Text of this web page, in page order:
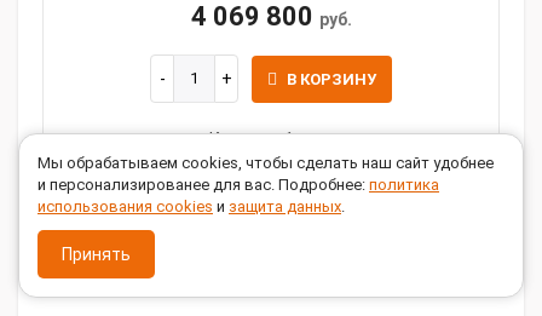
4 069 800 руб.
В КОРЗИНУ
Купить в 1 клик
Производительность, л/мин:
10000
Мощность, кВт:
Давление, бар:
Мы обрабатываем cookies, чтобы сделать наш сайт удобнее
и персонализированее для вас. Подробнее: политика
использования cookies и защита данных.
Принять